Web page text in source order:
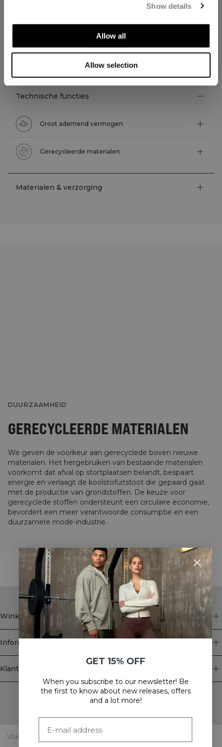
Show details
Allow all
Allow selection
TECHNISCHE ASPECTEN
Technische functies
Groot ademend vermogen
Gerecycleerde materialen
Materialen & verzorging
DUURZAAMHEID
GERECYCLEERDE MATERIALEN
We geven de voorkeur aan gerecyclede boven nieuwe
materialen. Het hergebruiken van bestaande materialen
voorkomt dat afval op stortplaatsen belandt, bespaart
energie en verlaagt de koolstofuitstoot die gepaard gaat
met de productie van grondstoffen. De keuze voor
gerecyclede stoffen ondersteunt een circulaire economie,
bevordert een meer verantwoorde consumptie en een
duurzamere mode-industrie.
STYLE WITH
Winkel
Informatie
Klantenservice
Newsletter
Schrijf je voor onze nieuwsbrief! Ontvang exclusieve
GET 15% OFF
When you subscribe to our newsletter! Be
the first to know about new releases, offers
and a lot more!